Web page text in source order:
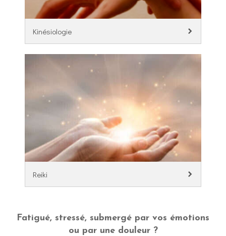
Kinésiologie
Reiki
Fatigué, stressé, submergé par vos émotions
ou par une douleur ?